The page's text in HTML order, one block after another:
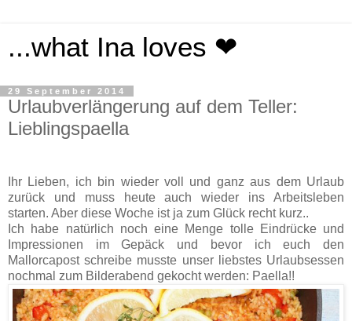
...what Ina loves ❤
29 September 2014
Urlaubverlängerung auf dem Teller:
Lieblingspaella
Ihr Lieben, ich bin wieder voll und ganz aus dem Urlaub
zurück und muss heute auch wieder ins Arbeitsleben
starten. Aber diese Woche ist ja zum Glück recht kurz..
Ich habe natürlich noch eine Menge tolle Eindrücke und
Impressionen im Gepäck und bevor ich euch den
Mallorcapost schreibe musste unser liebstes Urlaubsessen
nochmal zum Bilderabend gekocht werden: Paella!!